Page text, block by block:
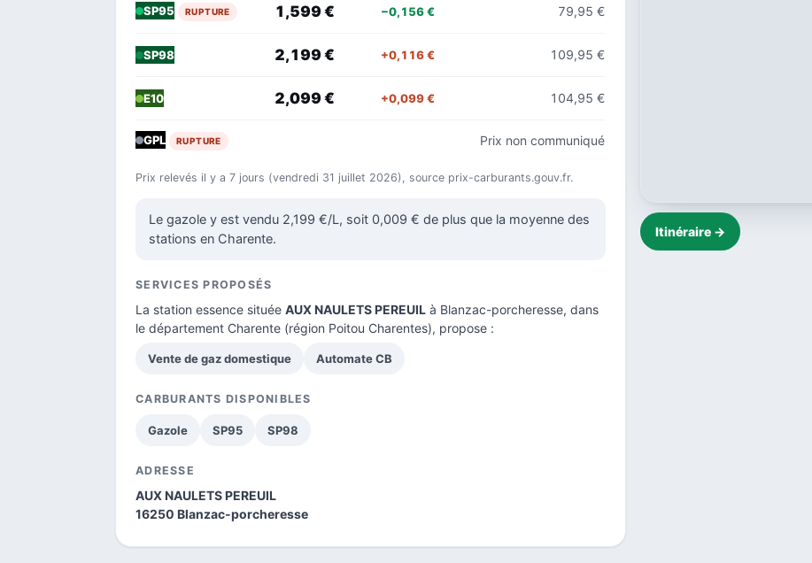
SP95 RUPTURE 1,599 € −0,156 € 79,95 €
SP98 2,199 € +0,116 € 109,95 €
E10 2,099 € +0,099 € 104,95 €
GPL RUPTURE Prix non communiqué
Prix relevés il y a 7 jours (vendredi 31 juillet 2026), source prix-carburants.gouv.fr.
Le gazole y est vendu 2,199 €/L, soit 0,009 € de plus que la moyenne des
stations en Charente.
SERVICES PROPOSÉS
La station essence située AUX NAULETS PEREUIL à Blanzac-porcheresse, dans
le département Charente (région Poitou Charentes), propose :
Vente de gaz domestique Automate CB
CARBURANTS DISPONIBLES
Gazole SP95 SP98
ADRESSE
AUX NAULETS PEREUIL
16250 Blanzac-porcheresse
Itinéraire →